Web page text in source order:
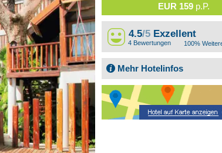
EUR 159 p.P.
4.5/5 Exzellent
4 Bewertungen 100%
Mehr Hotelinfos